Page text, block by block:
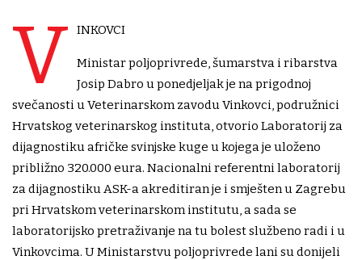
V INKOVCI
Ministar poljoprivrede, šumarstva i ribarstva
Josip Dabro u ponedjeljak je na prigodnoj
svečanosti u Veterinarskom zavodu Vinkovci, podružnici
Hrvatskog veterinarskog instituta, otvorio Laboratorij za
dijagnostiku afričke svinjske kuge u kojega je uloženo
približno 320.000 eura. Nacionalni referentni laboratorij
za dijagnostiku ASK-a akreditiran je i smješten u Zagrebu
pri Hrvatskom veterinarskom institutu, a sada se
laboratorijsko pretraživanje na tu bolest službeno radi i u
Vinkovcima. U Ministarstvu poljoprivrede lani su donijeli